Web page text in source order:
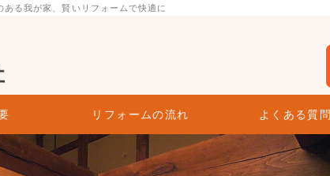
会社
る我が家、賢いリフォームで快適に
リフォームの流れ よくある質問